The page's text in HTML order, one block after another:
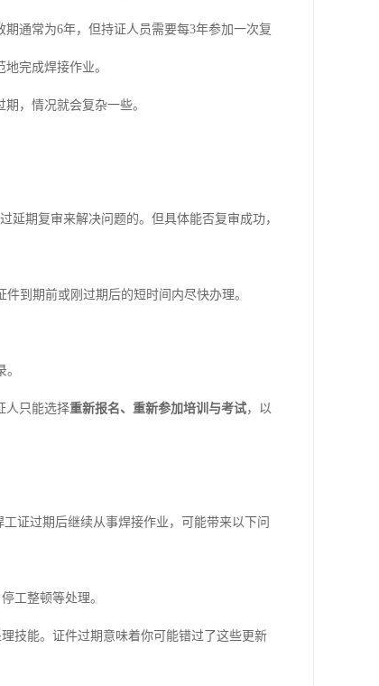
通常为6年，但持证人员需要每3年参加一次复
完成焊接作业。
，情况就会复杂一些。
延期复审来解决问题的。但具体能否复审成功，
到期前或刚过期后的短时间内尽快办理。
人只能选择重新报名、重新参加培训与考试，以
证过期后继续从事焊接作业，可能带来以下问
工整顿等处理。
技能。证件过期意味着你可能错过了这些更新